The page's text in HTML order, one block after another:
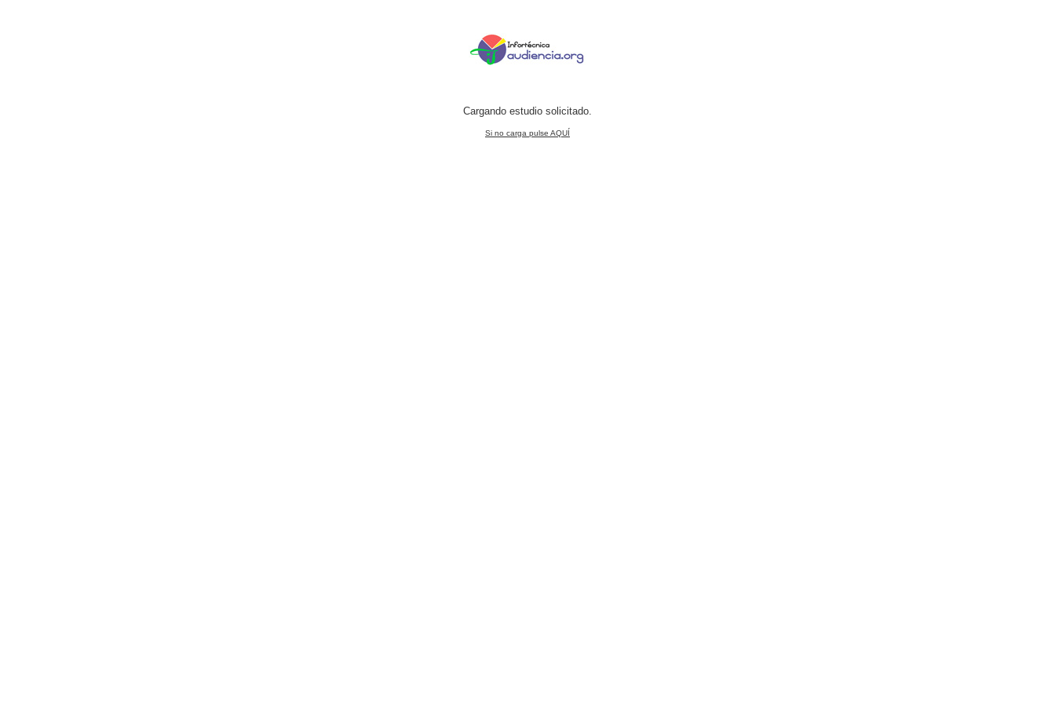
Cargando estudio solicitado.
Si no carga pulse AQUÍ